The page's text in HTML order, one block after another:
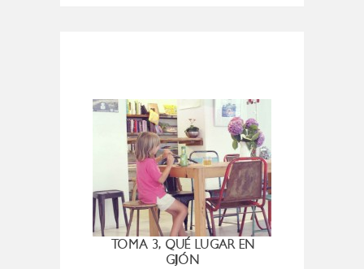
TOMA 3, QUÉ LUGAR EN
GIJÓN